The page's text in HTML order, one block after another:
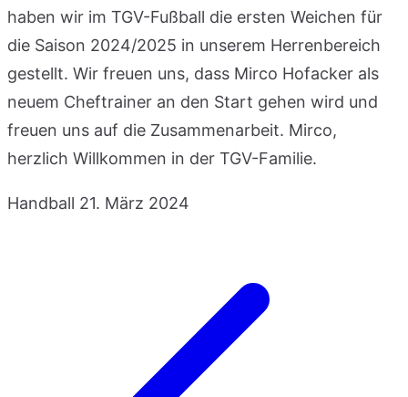
haben wir im TGV-Fußball die ersten Weichen für
die Saison 2024/2025 in unserem Herrenbereich
gestellt. Wir freuen uns, dass Mirco Hofacker als
neuem Cheftrainer an den Start gehen wird und
freuen uns auf die Zusammenarbeit. Mirco,
herzlich Willkommen in der TGV-Familie.
Handball 21. März 2024